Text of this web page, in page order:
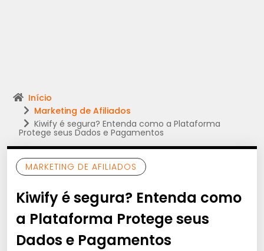
Início
Marketing de Afiliados
Kiwify é segura? Entenda como a Plataforma
Protege seus Dados e Pagamentos
MARKETING DE AFILIADOS
Kiwify é segura? Entenda como
a Plataforma Protege seus
Dados e Pagamentos